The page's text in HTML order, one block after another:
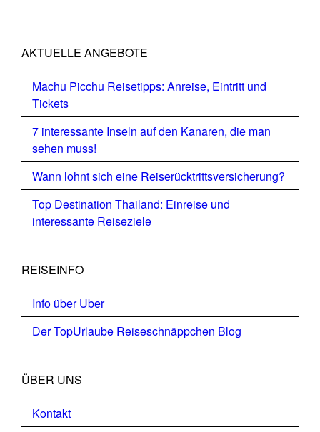
AKTUELLE ANGEBOTE
Machu Picchu Reisetipps: Anreise, Eintritt und
Tickets
7 interessante Inseln auf den Kanaren, die man
sehen muss!
Wann lohnt sich eine Reiserücktrittsversicherung?
Top Destination Thailand: Einreise und
interessante Reiseziele
REISEINFO
Info über Uber
Der TopUrlaube Reiseschnäppchen Blog
ÜBER UNS
Kontakt